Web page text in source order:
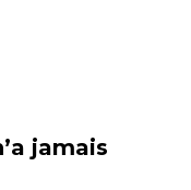
jamais